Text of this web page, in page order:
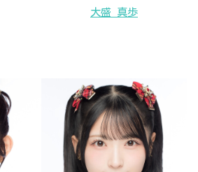
大盛 真歩